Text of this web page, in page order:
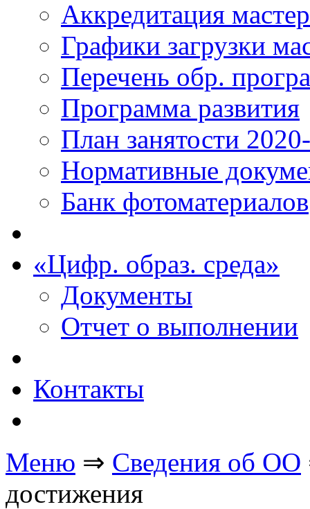
Аккредитация
Графики загрузки
Перечень обр.
Программа развития
План занятости
Нормативные
Банк фотоматериалов
«Цифр. образ. среда»
Документы
Отчет о выполнении
Контакты
Меню ⇒ Сведения об ОО
достижения